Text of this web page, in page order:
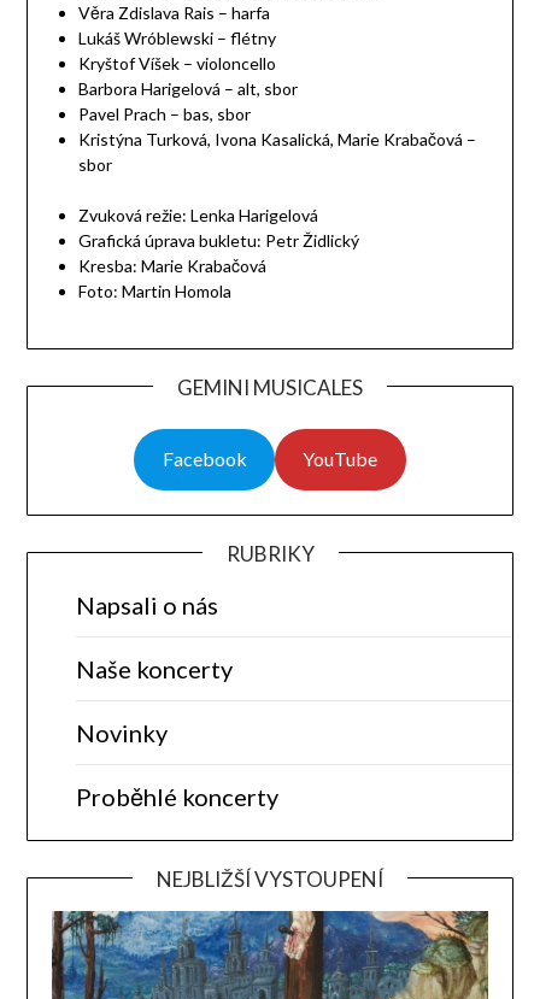
Věra Zdislava Rais – harfa
Lukáš Wróblewski – flétny
Kryštof Víšek – violoncello
Barbora Harigelová – alt, sbor
Pavel Prach – bas, sbor
Kristýna Turková, Ivona Kasalická, Marie Krabačová –
sbor
Zvuková režie: Lenka Harigelová
Grafická úprava bukletu: Petr Židlický
Kresba: Marie Krabačová
Foto: Martin Homola
GEMINI MUSICALES
Facebook YouTube
RUBRIKY
Napsali o nás
Naše koncerty
Novinky
Proběhlé koncerty
NEJBLIŽŠÍ VYSTOUPENÍ